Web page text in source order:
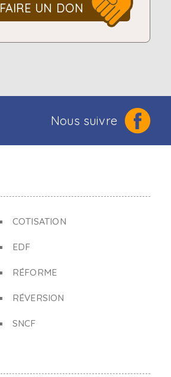
FAIRE UN DON
Nous suivre
COTISATION
EDF
RÉFORME
RÉVERSION
SNCF